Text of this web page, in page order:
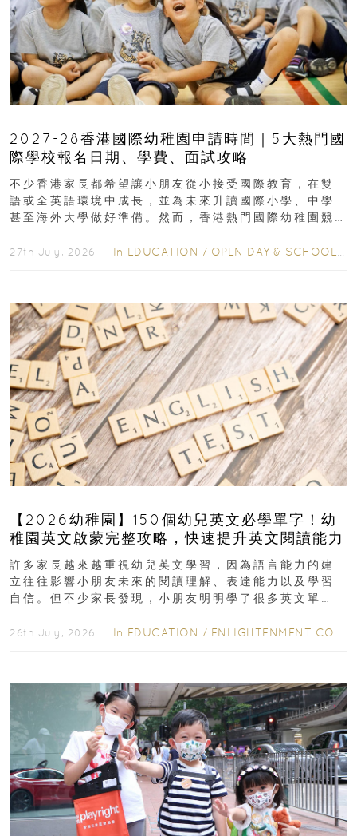
2027-28香港國際幼稚園申請時間｜5大熱門國
際學校報名日期、學費、面試攻略
不少香港家長都希望讓小朋友從小接受國際教育，在雙
語或全英語環境中成長，並為未來升讀國際小學、中學
甚至海外大學做好準備。然而，香港熱門國際幼稚園競
27th July, 2026 ｜ In EDUCATION / OPEN DAY & SCHOOL EVENTS
【2026幼稚園】150個幼兒英文必學單字！幼
稚園英文啟蒙完整攻略，快速提升英文閱讀能力
許多家長越來越重視幼兒英文學習，因為語言能力的建
立往往影響小朋友未來的閱讀理解、表達能力以及學習
自信。但不少家長發現，小朋友明明學了很多英文單
26th July, 2026 ｜ In EDUCATION / ENLIGHTENMENT CORNER